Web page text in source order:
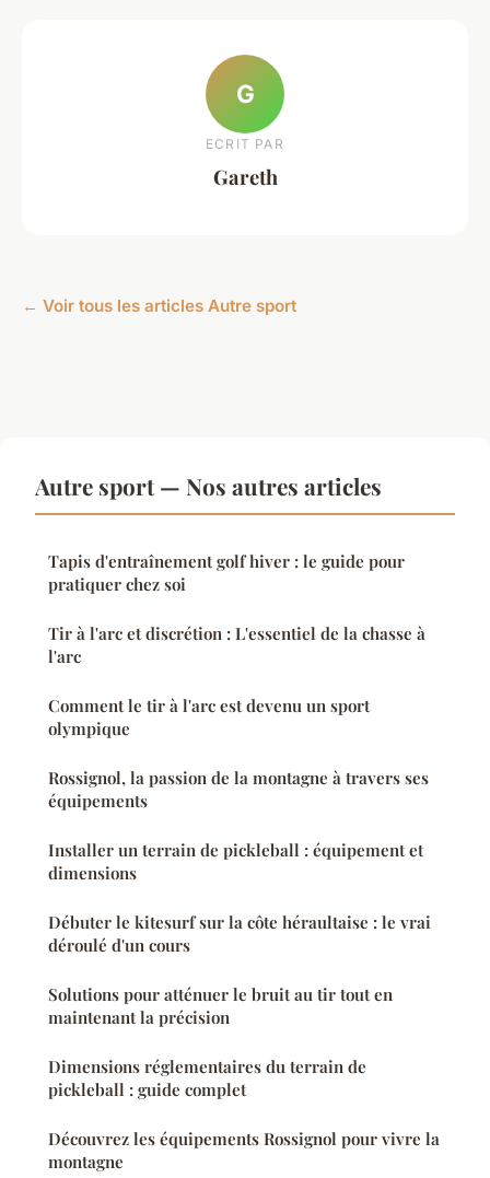
G
ECRIT PAR
Gareth
← Voir tous les articles Autre sport
Autre sport — Nos autres articles
Tapis d'entraînement golf hiver : le guide pour
pratiquer chez soi
Tir à l'arc et discrétion : L'essentiel de la chasse à
l'arc
Comment le tir à l'arc est devenu un sport
olympique
Rossignol, la passion de la montagne à travers ses
équipements
Installer un terrain de pickleball : équipement et
dimensions
Débuter le kitesurf sur la côte héraultaise : le vrai
déroulé d'un cours
Solutions pour atténuer le bruit au tir tout en
maintenant la précision
Dimensions réglementaires du terrain de
pickleball : guide complet
Découvrez les équipements Rossignol pour vivre la
montagne